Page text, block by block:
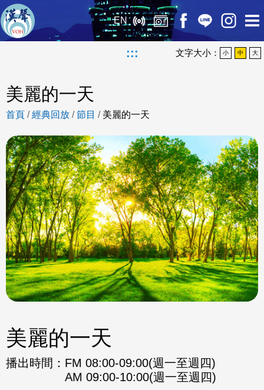
EN
::: 文字大小： 小 中 大
美麗的一天
首頁 /經典回放 /節目 / 美麗的一天
美麗的一天
播出時間： FM 08:00-09:00(週一至週四)
AM 09:00-10:00(週一至週四)